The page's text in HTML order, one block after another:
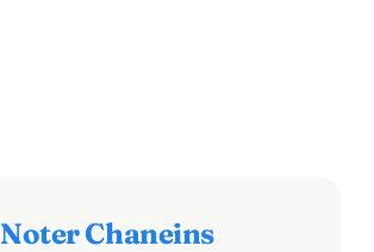
Noter Chaneins